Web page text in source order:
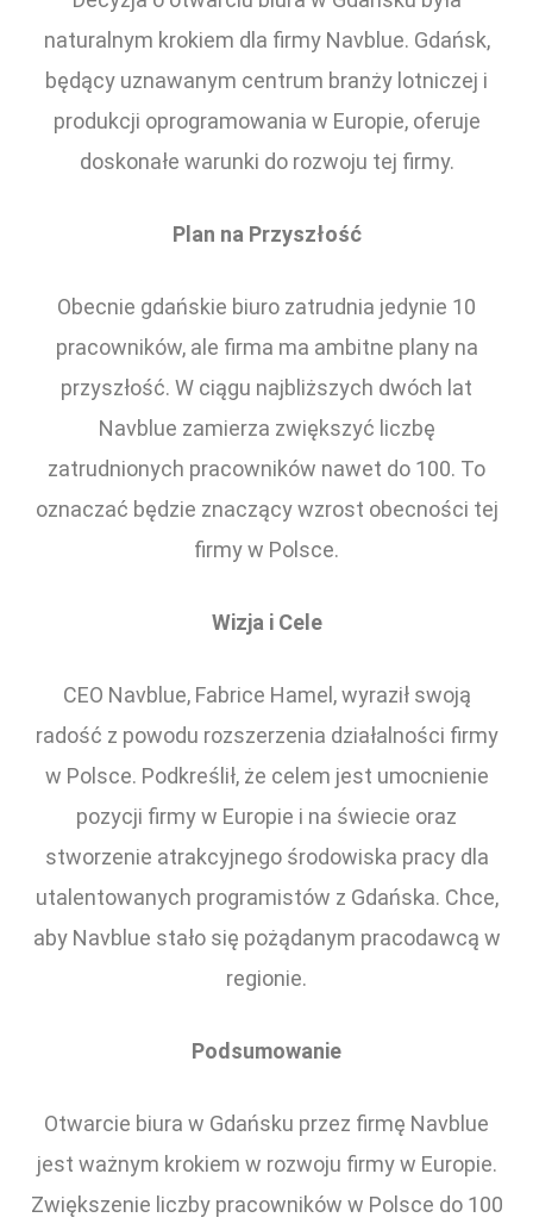
naturalnym krokiem dla firmy Navblue. Gdańsk,
będący uznawanym centrum branży lotniczej i
produkcji oprogramowania w Europie, oferuje
doskonałe warunki do rozwoju tej firmy.
Plan na Przyszłość
Obecnie gdańskie biuro zatrudnia jedynie 10
pracowników, ale firma ma ambitne plany na
przyszłość. W ciągu najbliższych dwóch lat
Navblue zamierza zwiększyć liczbę
zatrudnionych pracowników nawet do 100. To
oznaczać będzie znaczący wzrost obecności tej
firmy w Polsce.
Wizja i Cele
CEO Navblue, Fabrice Hamel, wyraził swoją
radość z powodu rozszerzenia działalności firmy
w Polsce. Podkreślił, że celem jest umocnienie
pozycji firmy w Europie i na świecie oraz
stworzenie atrakcyjnego środowiska pracy dla
utalentowanych programistów z Gdańska. Chce,
aby Navblue stało się pożądanym pracodawcą w
regionie.
Podsumowanie
Otwarcie biura w Gdańsku przez firmę Navblue
jest ważnym krokiem w rozwoju firmy w Europie.
Zwiększenie liczby pracowników w Polsce do 100